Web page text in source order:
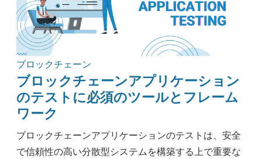
ヘルスケア 方法論
ブロックチェーン
ブロックチェーン
ブロックチェーンアプリケーション
のテストに必須のツールとフレーム
ワーク
ブロックチェーンアプリケーションのテストは、安全
で信頼性の高い分散型システムを構築する上で重要な